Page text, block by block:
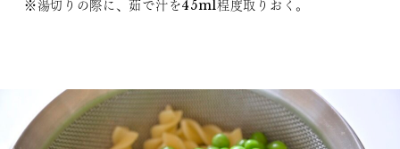
※湯切りの際に、茹で汁を45ml程度取りおく。